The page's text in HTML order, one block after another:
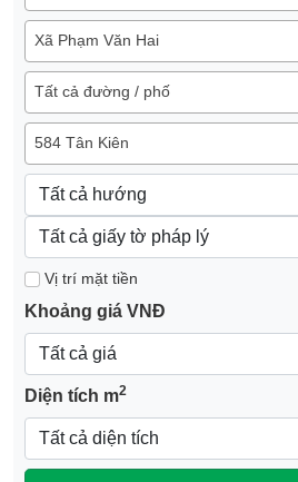
Xã Phạm Văn Hai
Tất cả đường / phố
584 Tân Kiên
Vị trí mặt tiền
Khoảng giá VNĐ
Diện tích m2